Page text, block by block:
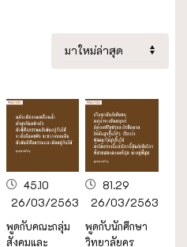
45.10
26/03/2563
พูดกับคณะกลุ่ม
สังคมและ
81.29
26/03/2563
พูดกับนักศึกษา
วิทยาลัยครู